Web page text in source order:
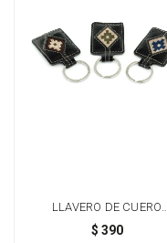
LLAVERO DE CUERO
RECTANGULAR - NEGRO
$ 390